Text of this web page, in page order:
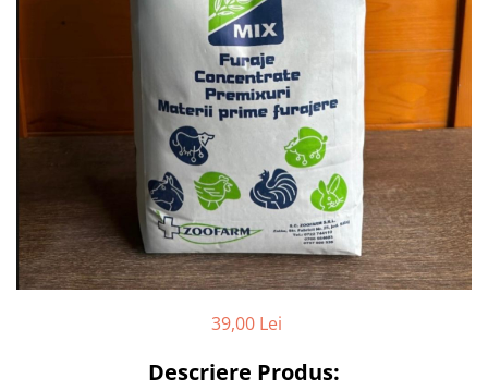
Produse de vinificatie
Densimetre si refractometre
Substante vinificatie
Ceaune, vase din fonta, cutite
profesionale si arzatoare
Arzatoare si accesorii
Cutite profesionale abator si39,00 Lei
Descriere Produs: